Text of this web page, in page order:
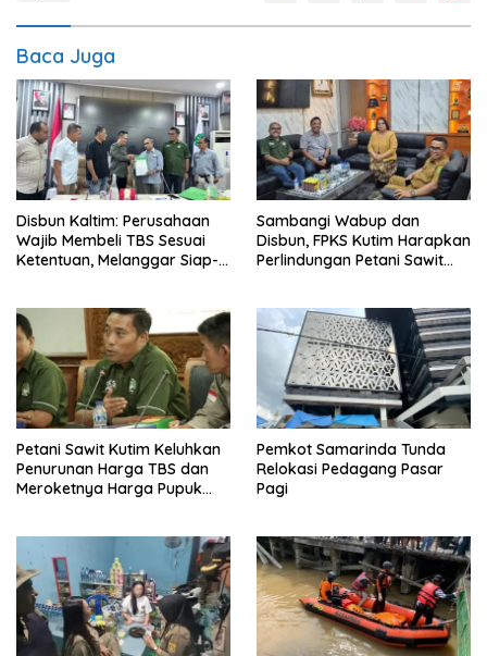
Baca Juga
Disbun Kaltim: Perusahaan
Wajib Membeli TBS Sesuai
Ketentuan, Melanggar Siap-
Sambangi Wabup dan
Disbun, FPKS Kutim Harapkan
Perlindungan Petani Sawit
Petani Sawit Kutim Keluhkan
Penurunan Harga TBS dan
Meroketnya Harga Pupuk
Pemkot Samarinda Tunda
Relokasi Pedagang Pasar
Pagi